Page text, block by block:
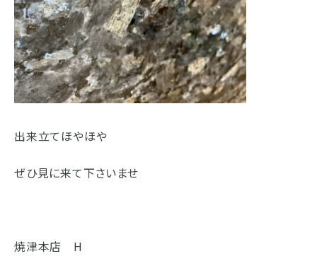
出来立てほやほや
ぜひ見に来て下さいませ
焼津本店 H